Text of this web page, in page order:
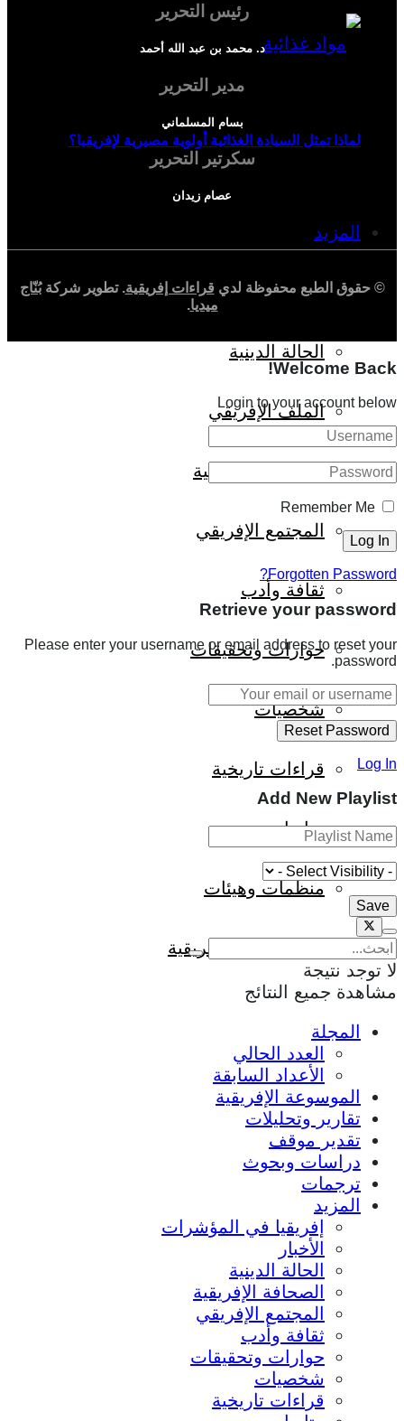
لماذا تمثل السيادة الغذائية أولوية مصيرية لإفريقيا؟
المزيد
إفريقيا في المؤشرات
الحالة الدينية
الملف الإفريقي
الصحافة الإفريقية
المجتمع الإفريقي
ثقافة وأدب
حوارات وتحقيقات
شخصيات
قراءات تاريخية
متابعات
منظمات وهيئات
كتاب قراءات إفريقية
رئيس التحرير
د. محمد بن عبد الله أحمد
مدير التحرير
بسام المسلماني
سكرتير التحرير
عصام زيدان
© حقوق الطبع محفوظة لدي قراءات إفريقية. تطوير شركةبُنّاج
ميديا.
Welcome Back!
Login to your account below
Remember Me
Forgotten Password?
Retrieve your password
Please enter your username or email address to reset your
password.
Log In
Add New Playlist
لا توجد نتيجة
مشاهدة جميع النتائج
المجلة
العدد الحالي
الأعداد السابقة
الموسوعة الإفريقية
تقارير وتحليلات
تقدير موقف
دراسات وبحوث
ترجمات
المزيد
إفريقيا في المؤشرات
الأخبار
الحالة الدينية
الصحافة الإفريقية
المجتمع الإفريقي
ثقافة وأدب
حوارات وتحقيقات
شخصيات
قراءات تاريخية